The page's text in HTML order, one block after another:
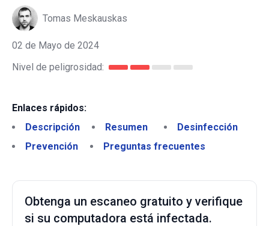
Tomas Meskauskas
02 de Mayo de 2024
Nivel de peligrosidad:
Enlaces rápidos:
Descripción
Resumen
Desinfección
Prevención
Preguntas frecuentes
Obtenga un escaneo gratuito y verifique
si su computadora está infectada.